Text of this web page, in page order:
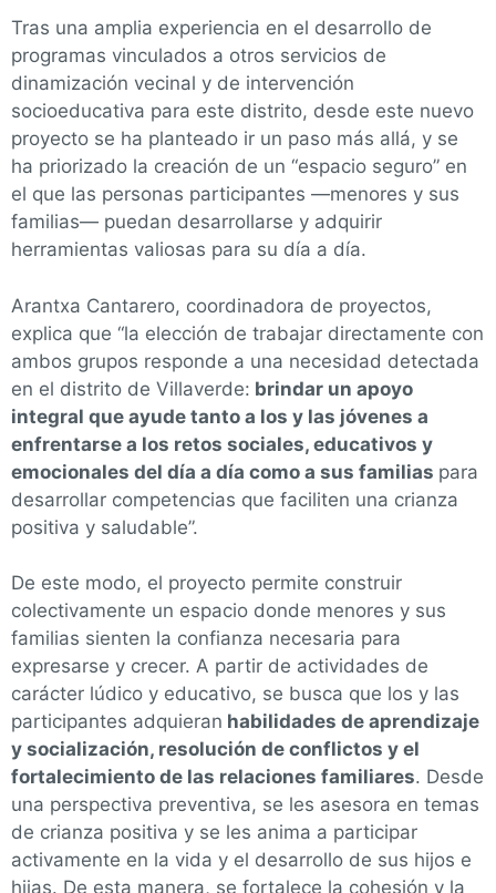
Tras una amplia experiencia en el desarrollo de
programas vinculados a otros servicios de
dinamización vecinal y de intervención
socioeducativa para este distrito, desde este nuevo
proyecto se ha planteado ir un paso más allá, y se
ha priorizado la creación de un “espacio seguro” en
el que las personas participantes —menores y sus
familias— puedan desarrollarse y adquirir
herramientas valiosas para su día a día.
Arantxa Cantarero, coordinadora de proyectos,
explica que “la elección de trabajar directamente con
ambos grupos responde a una necesidad detectada
en el distrito de Villaverde: brindar un apoyo
integral que ayude tanto a los y las jóvenes a
enfrentarse a los retos sociales, educativos y
emocionales del día a día como a sus familias para
desarrollar competencias que faciliten una crianza
positiva y saludable”.
De este modo, el proyecto permite construir
colectivamente un espacio donde menores y sus
familias sienten la confianza necesaria para
expresarse y crecer. A partir de actividades de
carácter lúdico y educativo, se busca que los y las
participantes adquieran habilidades de aprendizaje
y socialización, resolución de conflictos y el
fortalecimiento de las relaciones familiares. Desde
una perspectiva preventiva, se les asesora en temas
de crianza positiva y se les anima a participar
activamente en la vida y el desarrollo de sus hijos e
hijas. De esta manera, se fortalece la cohesión y la